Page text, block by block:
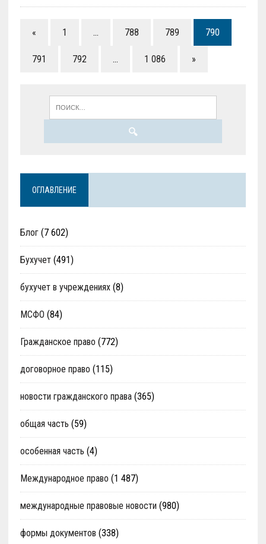
« 1 … 788 789 790
791 792 … 1 086 »
ОГЛАВЛЕНИЕ
Блог(7 602)
Бухучет(491)
бухучет в учреждениях(8)
МСФО (84)
Гражданское право (772)
договорное право (115)
новости гражданского права(365)
общая часть (59)
особенная часть (4)
Международное право (1 487)
международные правовые новости (980)
формы документов (338)